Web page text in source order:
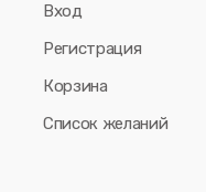
Вход
Регистрация
Корзина
Список желаний